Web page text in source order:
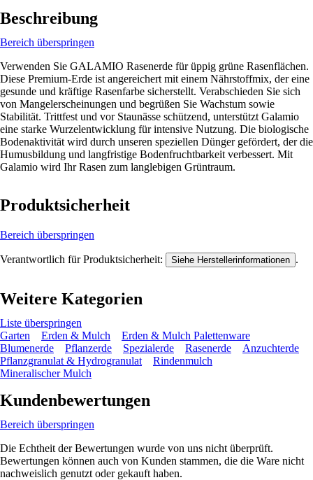
Beschreibung
Bereich überspringen
Verwenden Sie GALAMIO Rasenerde für üppig grüne Rasenflächen.
Diese Premium-Erde ist angereichert mit einem Nährstoffmix, der eine
gesunde und kräftige Rasenfarbe sicherstellt. Verabschieden Sie sich
von Mangelerscheinungen und begrüßen Sie Wachstum sowie
Stabilität. Trittfest und vor Staunässe schützend, unterstützt Galamio
eine starke Wurzelentwicklung für intensive Nutzung. Die biologische
Bodenaktivität wird durch unseren speziellen Dünger gefördert, der die
Humusbildung und langfristige Bodenfruchtbarkeit verbessert. Mit
Galamio wird Ihr Rasen zum langlebigen Grüntraum.
Produktsicherheit
Bereich überspringen
Verantwortlich für Produktsicherheit: Siehe Herstellerinformationen .
Weitere Kategorien
Liste überspringen
Garten
Erden & Mulch
Erden & Mulch Palettenware
Blumenerde
Pflanzerde Spezialerde Rasenerde
Anzuchterde
Pflanzgranulat & Hydrogranulat
Rindenmulch
Mineralischer Mulch
Kundenbewertungen
Bereich überspringen
Die Echtheit der Bewertungen wurde von uns nicht überprüft.
Bewertungen können auch von Kunden stammen, die die Ware nicht
nachweislich genutzt oder gekauft haben.